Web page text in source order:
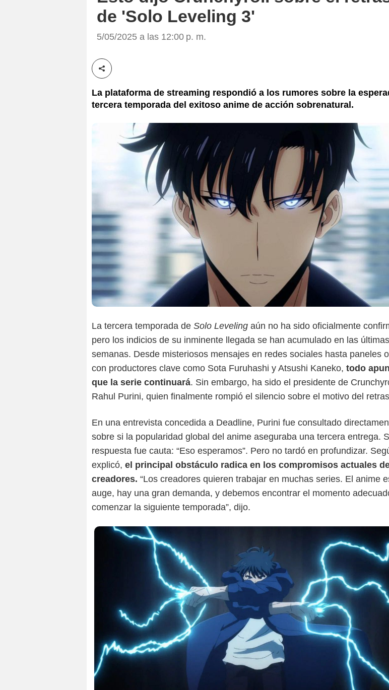
de 'Solo Leveling 3'
5/05/2025 a las 12:00 p. m.
Compartir esta noticia
La plataforma de streaming respondió a los rumores sobre la
tercera temporada del exitoso anime de acción sobrenatural.
La tercera temporada de Solo Leveling aún no ha sido oficialmente
pero los indicios de su inminente llegada se han acumulado en las últimas
semanas. Desde misteriosos mensajes en redes sociales hasta paneles
con productores clave como Sota Furuhashi y Atsushi Kaneko, todo
que la serie continuará. Sin embargo, ha sido el presidente de
Rahul Purini, quien finalmente rompió el silencio sobre el motivo del
En una entrevista concedida a Deadline, Purini fue consultado
sobre si la popularidad global del anime aseguraba una tercera entrega.
respuesta fue cauta: “Eso esperamos”. Pero no tardó en profundizar.
explicó, el principal obstáculo radica en los compromisos actuales
creadores. “Los creadores quieren trabajar en muchas series. El anime
auge, hay una gran demanda, y debemos encontrar el momento
comenzar la siguiente temporada”, dijo.
Crunchyroll